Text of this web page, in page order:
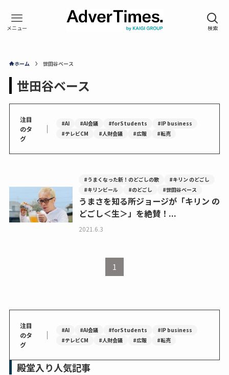
ホーム 世田谷ベース
世田谷ベース
注目
のタ
グ
｜ #AI #AI会議 #forStudents
#IP business
#テレビCM
#人財会議 #広報 #転売
#うまくなった新！のどごしの歌
#キリン のどごし
#キリンビール
#のどごし #世田谷ベース
うまさを知る所ジョージが「キリン の
どごし＜生＞」を絶賛！...
2021.6.3
1
注目
のタ
グ
｜ #AI #AI会議 #forStudents
#IP business
#テレビCM
#人財会議 #広報 #転売
殿堂入り人気記事